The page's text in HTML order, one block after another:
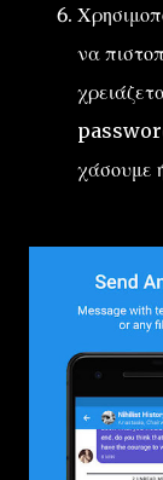
να
χάσουμε